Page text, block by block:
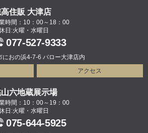
住販 大津店
時間：10：00～18：00
日:火曜・水曜日
077-527-9333
おの浜4-7-6 バロー大津店内
アクセス
六地蔵展示場
時間：10：00～19：00
日:火曜・水曜日
075-644-5925